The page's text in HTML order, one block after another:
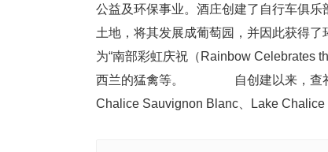
公益及环保事业。酒庄创建了自行车俱
土地，将其发展成葡萄园，并因此获得了
为“南部彩虹庆祝（Rainbow Celebrates
西兰的猛禽等。 自创建以来，查礼丝
Chalice Sauvignon Blanc、Lake Chalice